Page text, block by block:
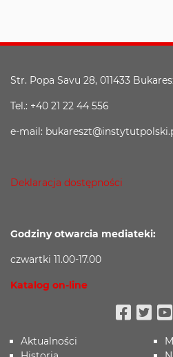
Str. Popa Savu 28, 011433
Tel.: +40 21 22 44 556
e-mail:
Deklaracja dostępności
Godziny otwarcia mediateki:
czwartki 11.00-17.00
Katalog on-line
Aktualności